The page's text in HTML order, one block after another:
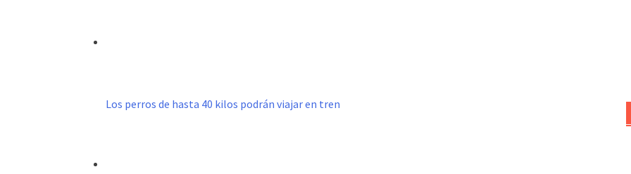
Los perros de hasta 40 kilos podrán viajar en tren